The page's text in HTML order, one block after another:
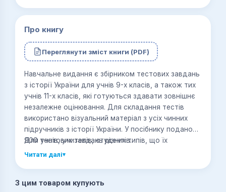
Про книгу
Переглянути зміст книги (PDF)
Навчальне видання є збірником тестових завдань
з історії України для учнів 9-х класів, а також тих
учнів 11-х класів, які готуються здавати зовнішнє
незалежне оцінювання. Для складання тестів
використано візуальний матеріал з усіх чинних
підручників з історії України. У посібнику подано
900 тестових завдань різних типів, що їх
використовують у ЗНО. Застосування візуальних
також самостійно підготуватися до ЗНО.
Для учнів, учителів, студентів.
Читати далі▾
З цим товаром купують